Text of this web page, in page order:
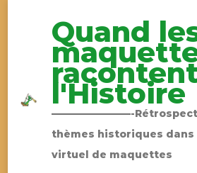
Quand
l'Histoire
————————-
thèmes historiques dans
virtuel de maquettes